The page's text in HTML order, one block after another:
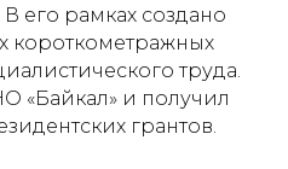
его рамках создано
короткометражных
труда.
«Байкал» и получил
грантов.